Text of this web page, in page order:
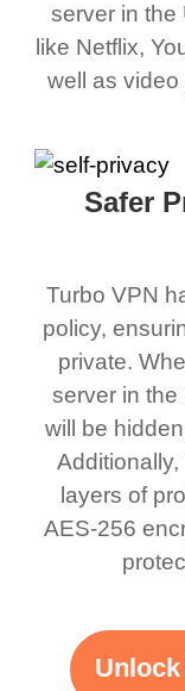
server in the
like Netflix,
well as
Safer
Turbo VPN
policy,
private.
server in the
will be
layers of
AES-256